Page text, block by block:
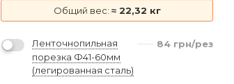
Общий вес: ≈ 22,32 кг
Ленточнопильная
порезка Ф41-60мм
(легированная сталь)
84 грн/рез